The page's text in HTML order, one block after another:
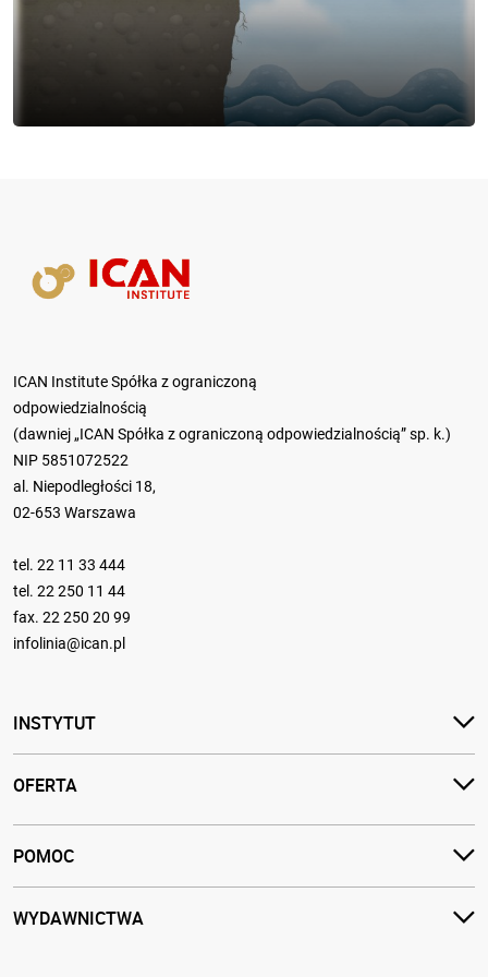
ICAN Institute Spółka z ograniczoną
odpowiedzialnością
(dawniej „ICAN Spółka z ograniczoną odpowiedzialnością” sp. k.)
NIP 5851072522
al. Niepodległości 18,
02-653 Warszawa
tel. 22 11 33 444
tel. 22 250 11 44
fax. 22 250 20 99
infolinia@ican.pl
INSTYTUT
OFERTA
POMOC
WYDAWNICTWA